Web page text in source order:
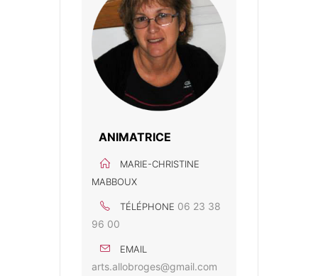
ANIMATRICE
MARIE-CHRISTINE
MABBOUX
TÉLÉPHONE 06 23 38
96 00
EMAIL
arts.allobroges@gmail.com